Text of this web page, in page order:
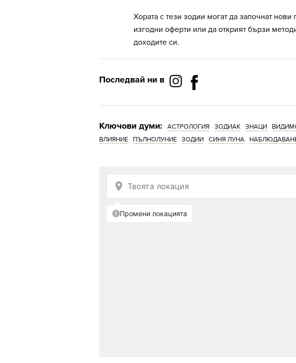
Хората с тези зодии могат да започнат нови
изгодни оферти или да открият бързи
доходите си.
Последвай ни в
Ключови думи: АСТРОЛОГИЯ ЗОДИАК ЗНАЦИ
ВЛИЯНИЕ
ПЪЛНОЛУНИЕ ЗОДИИ СИНЯ ЛУНА